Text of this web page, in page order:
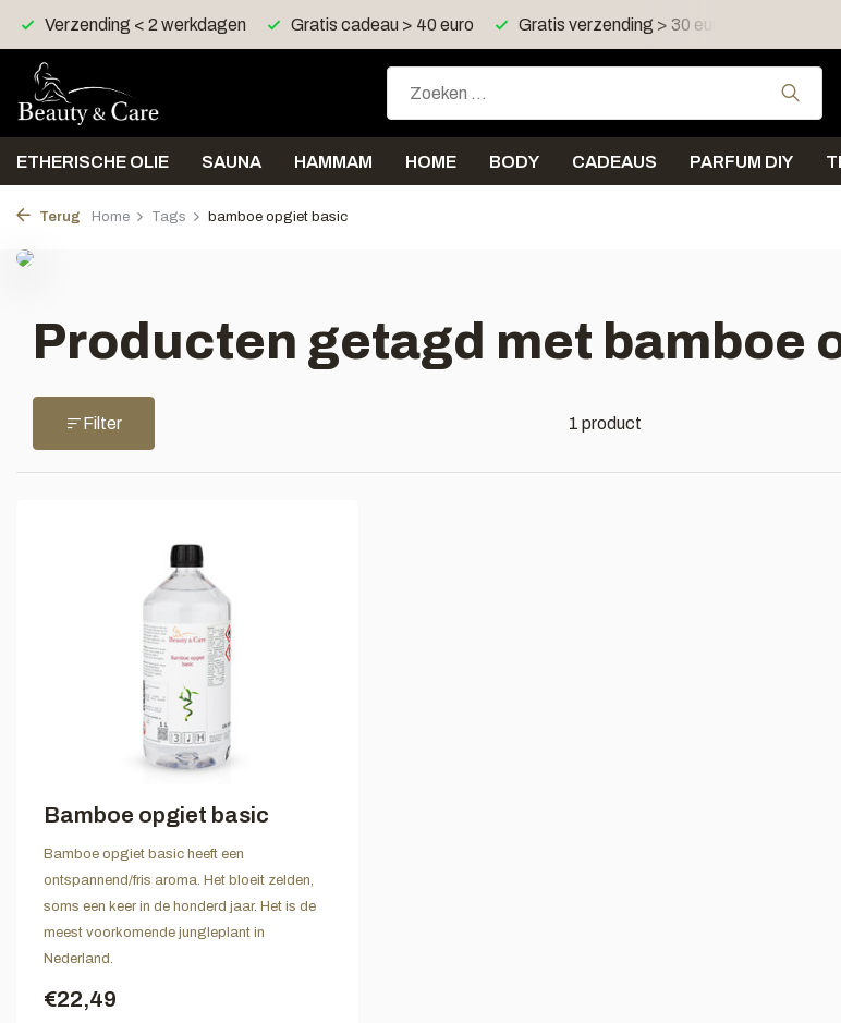
Verzending < 2 werkdagen Gratis cadeau > 40 euro Gratis verzending > 30 euro in NL en BE
ETHERISCHE OLIE SAUNA HAMMAM HOME BODY CADEAUS PARFUM DIY
Terug Home Tags bamboe opgiet basic
Producten getagd met bamboe
Filter 1 product
Bamboe opgiet basic
Bamboe opgiet basic heeft een
ontspannend/fris aroma. Het bloeit zelden,
soms een keer in de honderd jaar. Het is de
meest voorkomende jungleplant in
Nederland.
€22,49